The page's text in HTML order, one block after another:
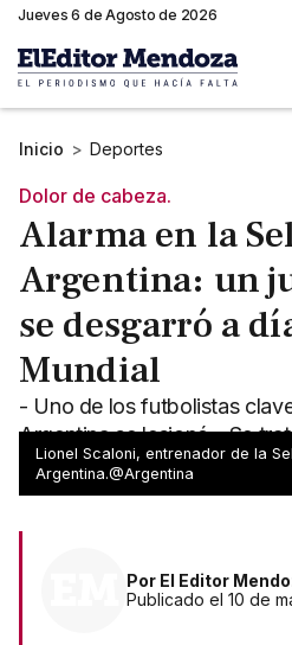
Jueves 6 de Agosto de 2026
Inicio > Deportes
Dolor de cabeza.
Alarma en la
Argentina: un
se desgarró a
Mundial
- Uno de los futbolistas
Argentina se lesionó - Se
hombre del Atlético Madrid
Lionel Scaloni, entrenador de la
Argentina.@Argentina
Por El Editor
Publicado el 10 de